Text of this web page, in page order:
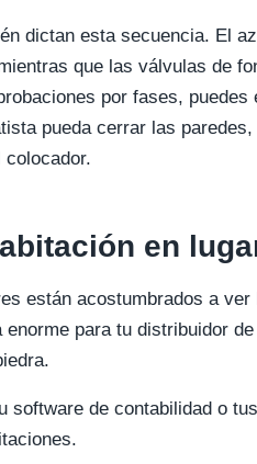
dictan esta secuencia. El
que las válvulas de
por fases,
pueda cerrar las
colocador.
en
están acostumbrados a
enorme para tu distribuidor
software de contabilidad o